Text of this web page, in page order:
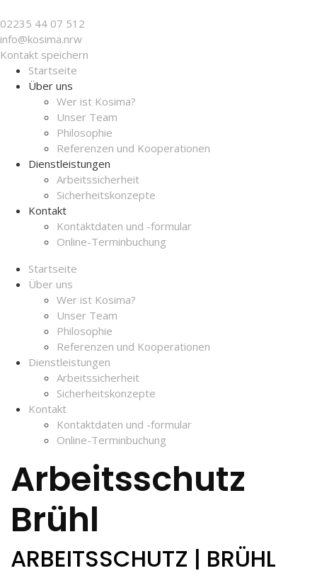
02235 44 07 512
info@ko­sima.nrw
Kontakt speichern
Startseite
Über uns
Wer ist Kosima?
Unser Team
Philosophie
Referenzen und Kooperationen
Dienstleistungen
Arbeitssicherheit
Sicherheitskonzepte
Kontakt
Kontaktdaten und -formular
Online-Terminbuchung
Startseite
Über uns
Wer ist Kosima?
Unser Team
Philosophie
Referenzen und Kooperationen
Dienstleistungen
Arbeitssicherheit
Sicherheitskonzepte
Kontakt
Kontaktdaten und -formular
Online-Terminbuchung
Arbeitsschutz
Brühl
ARBEITSSCHUTZ | BRÜHL